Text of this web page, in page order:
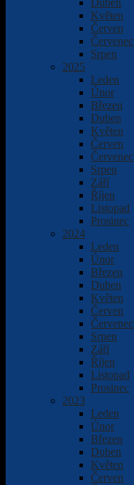
Duben
Květen
Červen
Červenec
Srpen
2025
Leden
Únor
Březen
Duben
Květen
Červen
Červenec
Srpen
Září
Říjen
Listopad
Prosinec
2024
Leden
Únor
Březen
Duben
Květen
Červen
Červenec
Srpen
Září
Říjen
Listopad
Prosinec
2023
Leden
Únor
Březen
Duben
Květen
Červen